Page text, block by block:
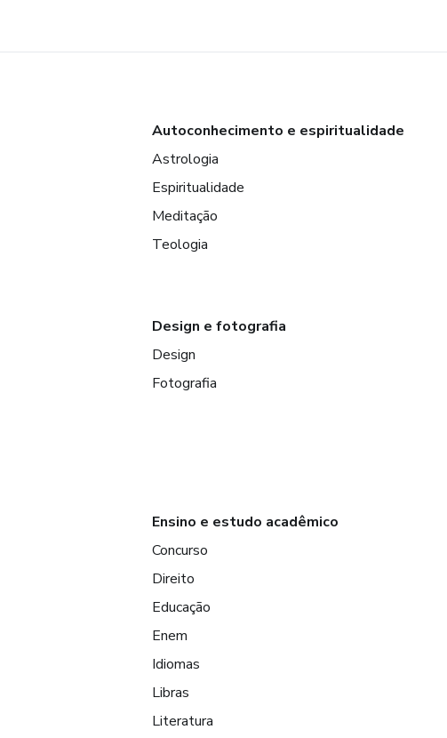
Autoconhecimento e espiritualidade
Astrologia
Espiritualidade
Meditação
Teologia
Design e fotografia
Design
Fotografia
Ensino e estudo acadêmico
Concurso
Direito
Educação
Enem
Idiomas
Libras
Literatura